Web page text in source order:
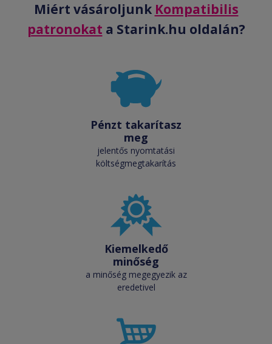
Miért vásároljunk Kompatibilis
patronokat a Starink.hu oldalán?
Pénzt takarítasz
meg
jelentős nyomtatási
költségmegtakarítás
Kiemelkedő
minőség
a minőség megegyezik az
eredetivel